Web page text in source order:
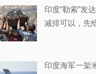
印度“勒索”发
减排可以，先
印度海军一架